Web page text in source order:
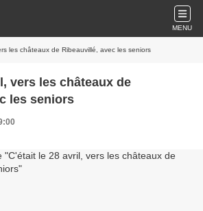
MENU
les châteaux de Ribeauvillé, avec les seniors
vers les châteaux de
les seniors